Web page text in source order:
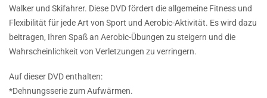
Walker und Skifahrer. Diese DVD fördert die allgemeine Fitness und
Flexibilität für jede Art von Sport und Aerobic-Aktivität. Es wird dazu
beitragen, Ihren Spaß an Aerobic-Übungen zu steigern und die
Wahrscheinlichkeit von Verletzungen zu verringern.
Auf dieser DVD enthalten:
*Dehnungsserie zum Aufwärmen.